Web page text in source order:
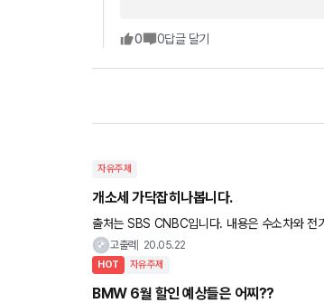
0 0답글 달기
자유주제
개소세 가닥잡히나봅니다.
출처는 SBS CNBC입니다. 내용은 수소차와 전기차에 한해서 연말까지 연장한다. 입니다. 내연기과차, 하이브리드
등은 사실상 종료되는쪽으로 가닥이 잡혔나봅니다.
고출력 20.05.22
HOT 자유주제
BMW 6월 할인 예상들은 어찌??